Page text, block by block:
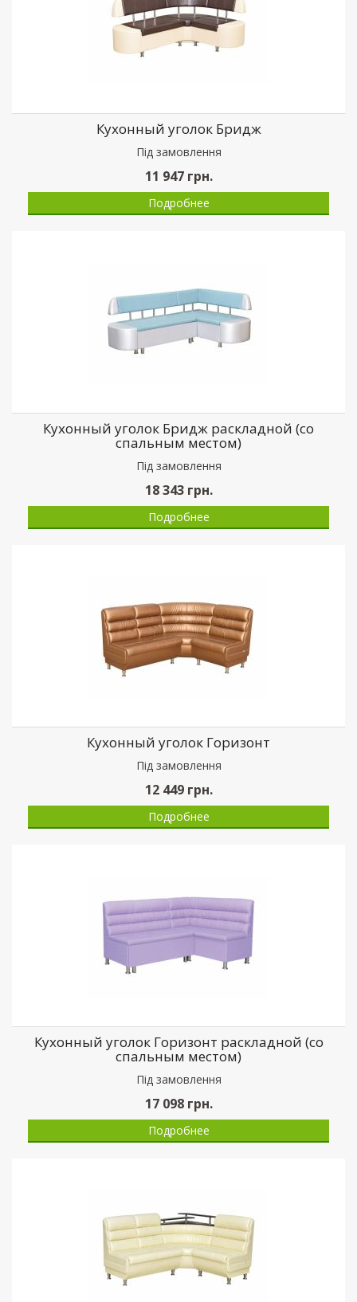
Кухонный уголок Бридж
Пiд замовлення
11 947грн.
Подробнее
Кухонный уголок Бридж раскладной (со
спальным местом)
Пiд замовлення
18 343грн.
Подробнее
Кухонный уголок Горизонт
Пiд замовлення
12 449грн.
Подробнее
Кухонный уголок Горизонт раскладной (со
спальным местом)
Пiд замовлення
17 098грн.
Подробнее